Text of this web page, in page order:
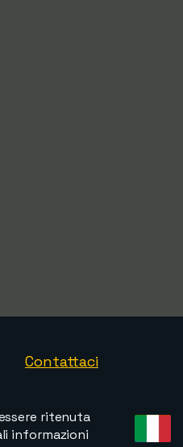
Contattaci
ritenuta
informazioni